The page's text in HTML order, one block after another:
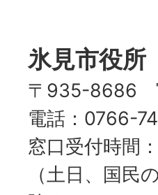
氷見市役所
〒935-8686
電話：0766-
窓口受付時間
（土日、国民